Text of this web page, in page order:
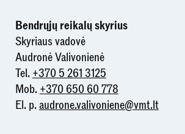
Bendrųjų reikalų skyrius
Skyriaus vadovė
Audronė Valivonienė
Tel.+370 5 261 3125
Mob.+370 650 60 778
El. p.audrone.valivoniene@vmt.lt